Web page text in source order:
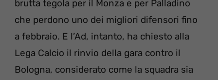
brutta tegola per il Monza e per Palladino
che perdono uno dei migliori difensori fino
a febbraio. E l’Ad, intanto, ha chiesto alla
Lega Calcio il rinvio della gara contro il
Bologna, considerato come la squadra sia